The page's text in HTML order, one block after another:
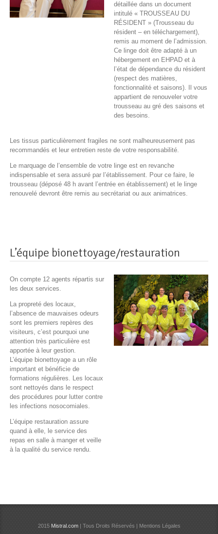
détaillée dans un document
intitulé « TROUSSEAU DU
RÉSIDENT » (Trousseau du
résident – en téléchargement),
remis au moment de l’admission.
Ce linge doit être adapté à un
hébergement en EHPAD et à
l’état de dépendance du résident
(respect des matières,
fonctionnalité et saisons). Il vous
appartient de renouveler votre
trousseau au gré des saisons et
des besoins.
Les tissus particulièrement fragiles ne sont malheureusement pas
recommandés et leur entretien reste de votre responsabilité.
Le marquage de l’ensemble de votre linge est en revanche
indispensable et sera assuré par l’établissement. Pour ce faire, le
trousseau (déposé 48 h avant l’entrée en établissement) et le linge
renouvelé devront être remis au secrétariat ou aux animatrices.
L’équipe bionettoyage/restauration
On compte 12 agents répartis sur
les deux services.
La propreté des locaux,
l’absence de mauvaises odeurs
sont les premiers repères des
visiteurs, c’est pourquoi une
attention très particulière est
apportée à leur gestion.
L’équipe bionettoyage a un rôle
important et bénéficie de
formations régulières. Les locaux
sont nettoyés dans le respect
des procédures pour lutter contre
les infections nosocomiales.
L’équipe restauration assure
quand à elle, le service des
repas en salle à manger et veille
à la qualité du service rendu.
2015 Mistral.com| Tous Droits Réservés | Mentions Légales